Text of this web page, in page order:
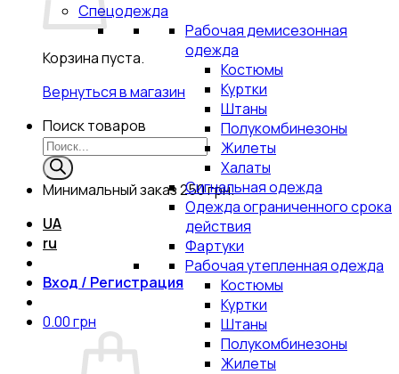
Корзина пуста.
Вернуться в магазин
Поиск товаров
Минимальный заказ250 грн.
UA
ru
Вход / Регистрация
0.00грн
Спецодежда
Рабочая демисезонная
одежда
Костюмы
Куртки
Штаны
Полукомбинезоны
Жилеты
Халаты
Сигнальная одежда
Одежда ограниченного срока
действия
Фартуки
Рабочая утепленная одежда
Костюмы
Куртки
Штаны
Полукомбинезоны
Жилеты